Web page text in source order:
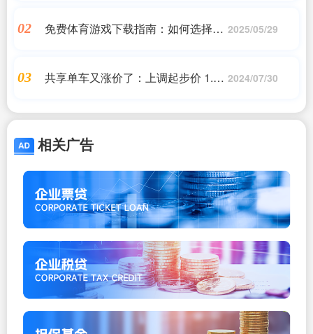
02
免费体育游戏下载指南：如何选择适 2025/05/29
03
共享单车又涨价了：上调起步价 1.5
2024/07/30
相关广告